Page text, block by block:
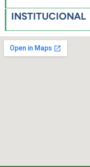
INSTITUCIONAL